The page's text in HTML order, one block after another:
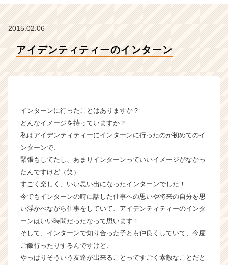
イ
ン
テ
ー
の
イ
ラ
イ
|
ベ
ン
チ
ャ
2015.02.06
アイデンティティーのインターン
インターンに行ったことはありますか？
どんなイメージを持っていますか？
私はアイデンティティーにインターンに行ったのが初めてのイ
ンターンで、
緊張もしてたし、あまりインターンっていいイメージがなかっ
たんですけど（笑）
すごく楽しく、いい思い出になったインターンでした！
今でもインターンの時に話した仕事への思いや将来の自分を思
い浮かべながら仕事をしていて、アイデンティティーのインタ
ーンはいい時間だったなって思います！
そして、インターンで知り合った子とも仲良くしていて、今度
ご飯行ったりするんですけど、
やっぱりそういう友達が出来ることってすごく素敵なことだと